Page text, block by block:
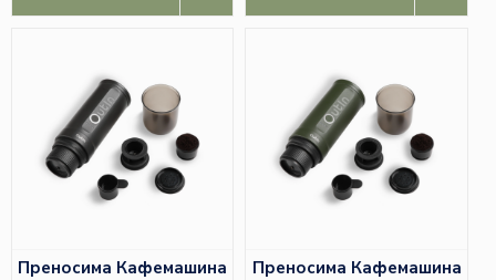
Преносима Кафемашина
Преносима Кафемашина